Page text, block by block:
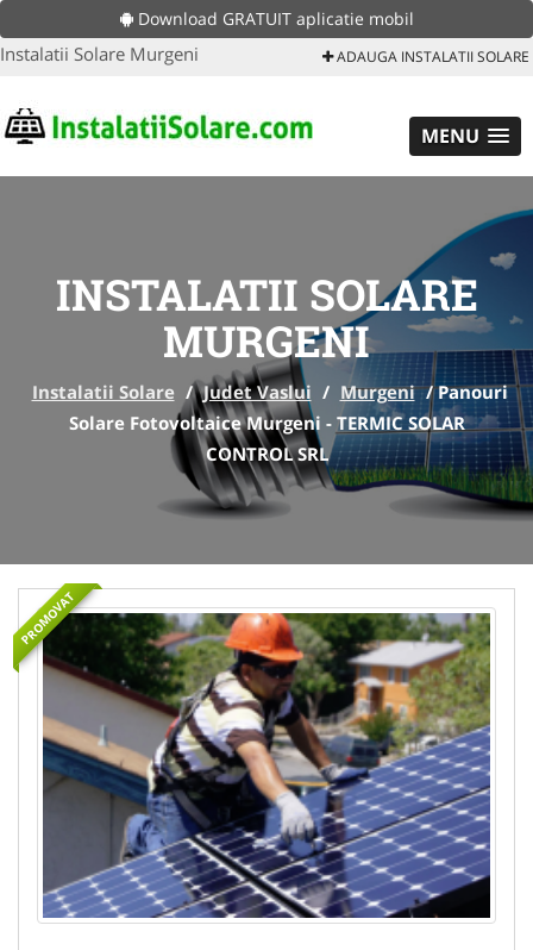
Download GRATUIT aplicatie mobil
Instalatii Solare Murgeni ADAUGA INSTALATII SOLARE
MENU
INSTALATII SOLARE
MURGENI
Instalatii Solare / Judet Vaslui / Murgeni /Panouri
Solare Fotovoltaice Murgeni - TERMIC SOLAR
CONTROL SRL
PROMOVAT